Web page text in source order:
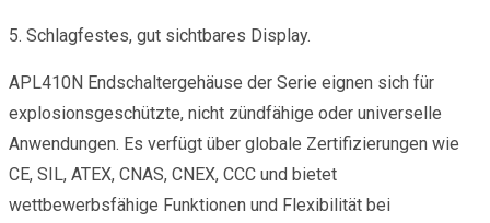
5. Schlagfestes, gut sichtbares Display.
APL410N Endschaltergehäuse der Serie eignen sich für
explosionsgeschützte, nicht zündfähige oder universelle
Anwendungen. Es verfügt über globale Zertifizierungen wie
CE, SIL, ATEX, CNAS, CNEX, CCC und bietet
wettbewerbsfähige Funktionen und Flexibilität bei